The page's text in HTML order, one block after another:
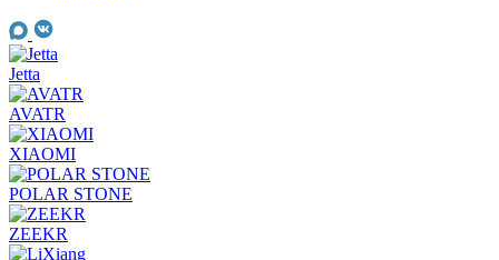
Jetta
AVATR
XIAOMI
POLAR STONE
ZEEKR